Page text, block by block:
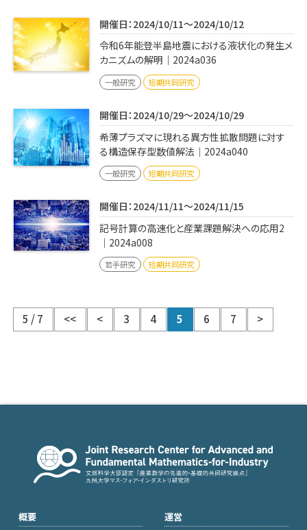
開催日：2024/10/11～2024/10/12
令和6年能登半島地震における液状化の発生メ
カニズムの解明｜2024a036
一般研究 短期共同研究
開催日：2024/10/29～2024/10/29
希薄プラズマに現れる異方性拡散問題に対す
る構造保存型数値解法｜2024a040
一般研究 短期共同研究
開催日：2024/11/11～2024/11/15
記号計算の高速化と産業課題解決への応用2
｜2024a008
若手研究 短期共同研究
5 / 7 << < 3 4 5 6 7 >
概要
運営